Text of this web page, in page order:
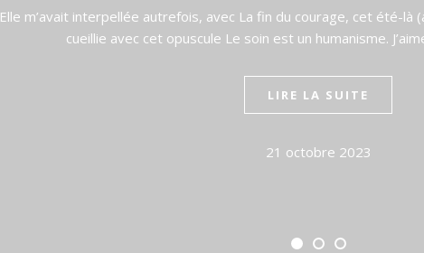
Elle m’avait interpellée autrefois, avec La fin du courage, cet été-là
cueillie avec cet opuscule Le soin est un humanisme.
LIRE LA SUITE
21 octobre 2023